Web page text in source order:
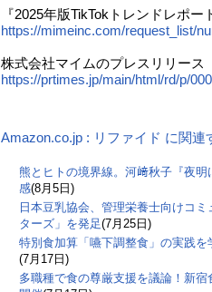
『2025年版TikTokトレンドレポー
https://mimeinc.com/request_list/
株式会社マイムのプレスリリース
https://prtimes.jp/main/html/rd/p/
Amazon.co.jp : リファイド に関連
熊とヒトの境界線。河﨑秋子『夜
感(8月5日)
日本豆乳協会、管理栄養士向けコ
ターズ」を発足(7月25日)
特別食加算「嚥下調整食」の実践
(7月17日)
多職種で食の尊厳支援を議論！新